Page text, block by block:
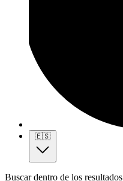
🇪🇸
Buscar dentro de los resultados